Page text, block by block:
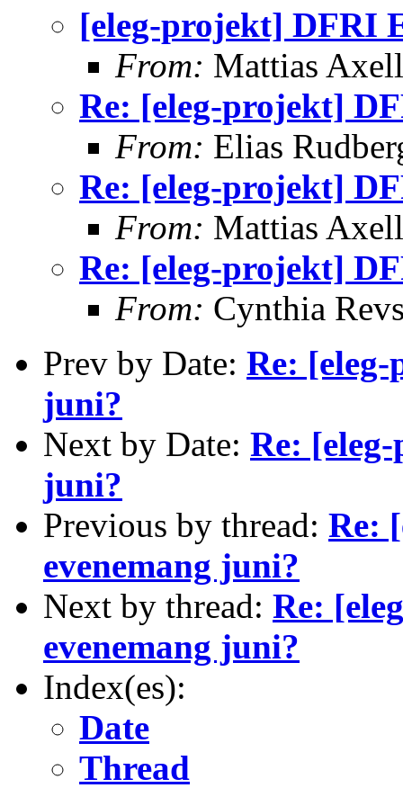
[eleg-projekt] DFRI
From: Mattias Axell
Re: [eleg-projekt]
From: Elias
Re: [eleg-projekt]
From: Mattias Axell
Re: [eleg-projekt]
From: Cynthia
Prev by Date: Re:
juni?
Next by Date: Re:
juni?
Previous by thread: Re:
evenemang juni?
Next by thread: Re:
evenemang juni?
Index(es):
Date
Thread